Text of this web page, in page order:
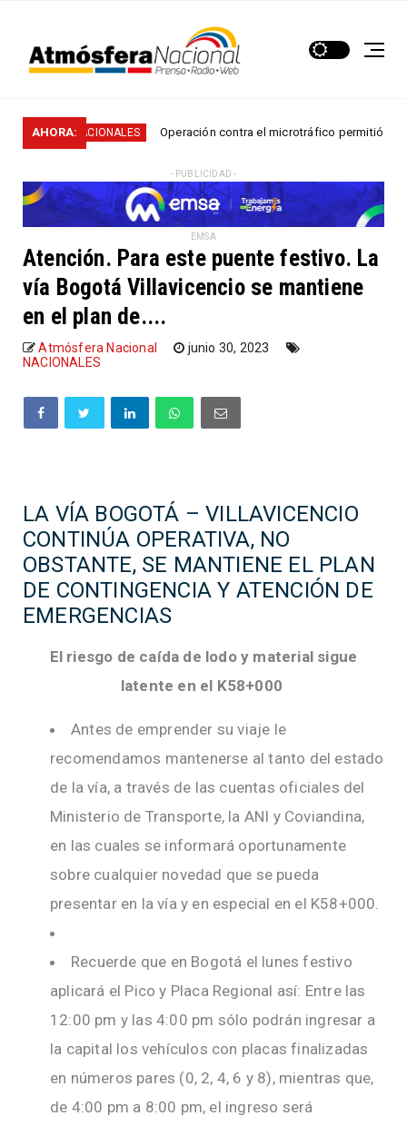
AHORA:
NACIONALES Operación contra el microtráfico permitió que la
- PUBLICIDAD -
EMSA
Atención. Para este puente festivo. La
vía Bogotá Villavicencio se mantiene
en el plan de....
Atmósfera Nacional
junio 30, 2023
NACIONALES
LA VÍA BOGOTÁ – VILLAVICENCIO
CONTINÚA OPERATIVA, NO
OBSTANTE, SE MANTIENE EL PLAN
DE CONTINGENCIA Y ATENCIÓN DE
EMERGENCIAS
El riesgo de caída de lodo y material sigue
latente en el K58+000
Antes de emprender su viaje le
recomendamos mantenerse al tanto del estado
de la vía, a través de las cuentas oficiales del
Ministerio de Transporte, la ANI y Coviandina,
en las cuales se informará oportunamente
sobre cualquier novedad que se pueda
presentar en la vía y en especial en el K58+000.
Recuerde que en Bogotá el lunes festivo
aplicará el Pico y Placa Regional así: Entre las
12:00 pm y las 4:00 pm sólo podrán ingresar a
la capital los vehículos con placas finalizadas
en números pares (0, 2, 4, 6 y 8), mientras que,
de 4:00 pm a 8:00 pm, el ingreso será